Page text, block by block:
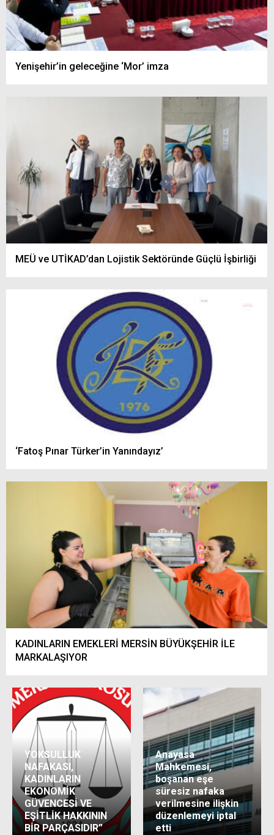
Yenişehir’in geleceğine ‘Mor’ imza
MEÜ ve UTİKAD’dan Lojistik Sektöründe Güçlü İşbirliği
‘Fatoş Pınar Türker’in Yanındayız’
KADINLARIN EMEKLERİ MERSİN BÜYÜKŞEHİR İLE
MARKALAŞIYOR
YOKSULLUK
NAFAKASI,
KADINLARIN
EKONOMİK
GÜVENCESİ VE
EŞİTLİK HAKKININ
BİR PARÇASIDIR”
Anayasa
Mahkemesi,
boşanan eşe
süresiz nafaka
verilmesine ilişkin
düzenlemeyi iptal
etti